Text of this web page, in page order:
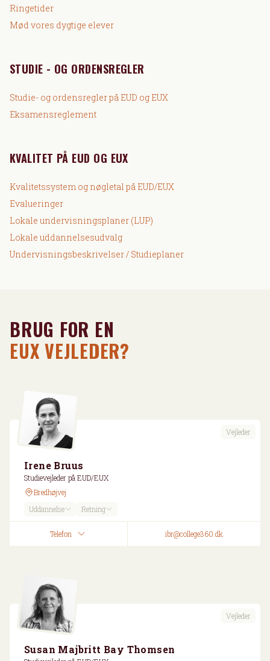
Ringetider
Mød vores dygtige elever
STUDIE - OG ORDENSREGLER
Studie- og ordensregler på EUD og EUX
Eksamensreglement
KVALITET PÅ EUD OG EUX
Kvalitetssystem og nøgletal på EUD/EUX
Evalueringer
Lokale undervisningsplaner (LUP)
Lokale uddannelsesudvalg
Undervisningsbeskrivelser / Studieplaner
BRUG FOR EN
EUX VEJLEDER?
Vejleder
Irene Bruus
Studievejleder på EUD/EUX
Bredhøjvej
Uddannelse
Retning
Telefon ibr@college360.dk
Vejleder
Susan Majbritt Bay Thomsen